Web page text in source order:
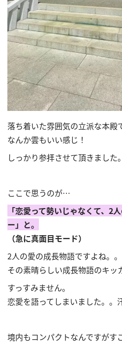
落ち着いた雰囲気の立派な本殿
なんか雲もいい感じ！
しっかり参拝させて頂きました。
ここで思うのが…
「恋愛って勢いじゃなくて、2
ー」と。
（急に真面目モード）
2人の愛の成長物語ですよね。。
その素晴らしい成長物語のキッ
すっすみません。
恋愛を語ってしまいました。。
境内もコンパクトなんですがす